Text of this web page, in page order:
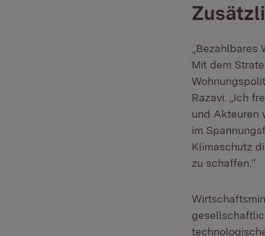
Mit dem
Razavi. „Ich
und Akteuren
im
Klimaschutz
zu schaffen.“